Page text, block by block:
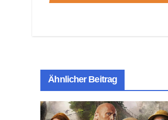
Ähnlicher Beitrag